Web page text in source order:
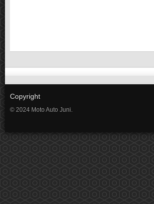
Copyright
© 2024 Moto Auto Juni.